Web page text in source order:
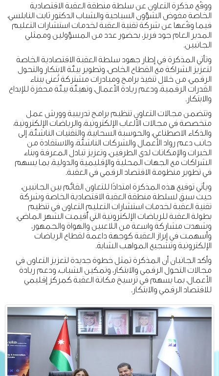
ووقّع مذكرة التعاون عن سلطة منطقة العقبة الاقتصادية
الخاصة مفوض الشؤون السياحية والشباب الدكتور ثابت النابلسي،
فيما وقّعها عن شركة تقنية العقبة لخدمات استشارات التعليم
المدير العام جود فريز، بحضور عدد من المسؤولين وممثلي
الجانبين.
وتأتي المذكرة في إطار جهود سلطة العقبة الاقتصادية الخاصة
لتعزيز الشراكة مع القطاع الخاص، وتطوير بيئة الابتكار والتحول
الرقمي، من خلال تنفيذ برامج ومبادرات مشتركة تُعنى ببناء
القدرات الرقمية، ودعم ريادة الأعمال، وتهيئة بيئة محفزة للإبداع
والابتكار.
وتتضمن مجالات التعاون تنظيم برامج تدريبية وورش عمل
متخصصة في مجالات الألعاب الإلكترونية، والرياضات الإلكترونية،
والذكاء الاصطناعي، والحوسبة السحابية، والتقنيات الناشئة، إلى
جانب دعم رواد الأعمال والشركات الناشئة، والاستفادة من
الخبرات والإمكانات لدى الطرفين، وتعزيز تبادل المعرفة وبناء
الشراكات مع الجهات المحلية والإقليمية والدولية، بما يسهم
في تطوير منظومة الاقتصاد الرقمي في العقبة.
ويأتي توقيع هذه المذكرة امتدادًا للتعاون القائم بين الجانبين،
حيث سبق لسلطة منطقة العقبة الاقتصادية الخاصة وشركة
تقنية العقبة لخدمات استشارات التعليم التعاون في تنظيم
بطولة العقبة للرياضات الإلكترونية التي أُقيمت الشهر الماضي،
وشهدت مشاركة واسعة من اللاعبين والهواة والجمهور،
وأسهمت في إبراز العقبة كوجهة داعمة لقطاع الرياضات
الإلكترونية وتشجيع المواهب الشابة.
وأكد الجانبان أن المذكرة تمثل خطوة جديدة لتعزيز التعاون في
مجالات التحول الرقمي والابتكار، وتمكين الشباب، ودعم ريادة
الأعمال، بما يسهم في ترسيخ مكانة العقبة كمركز إقليمي
للاقتصاد الرقمي والابتكار.